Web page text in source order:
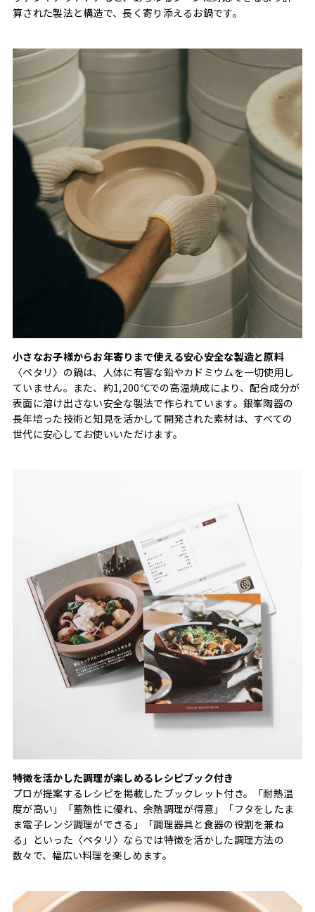
算された製法と構造で、長く寄り添えるお鍋です。
小さなお子様からお年寄りまで使える安心安全な製造と原料
〈ペタリ〉の鍋は、人体に有害な鉛やカドミウムを一切使用し
ていません。また、約1,200℃での高温焼成により、配合成分が
表面に溶け出さない安全な製法で作られています。銀峯陶器の
長年培った技術と知見を活かして開発された素材は、すべての
世代に安心してお使いいただけます。
特徴を活かした調理が楽しめるレシピブック付き
プロが提案するレシピを掲載したブックレット付き。「耐熱温
度が高い」「蓄熱性に優れ、余熱調理が得意」「フタをしたま
ま電子レンジ調理ができる」「調理器具と食器の役割を兼ね
る」といった〈ペタリ〉ならでは特徴を活かした調理方法の
数々で、幅広い料理を楽しめます。